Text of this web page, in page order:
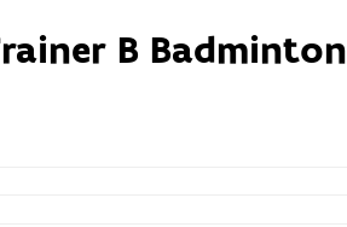
B Badminton